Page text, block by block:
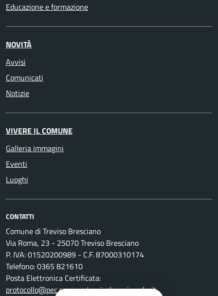
Educazione e formazione
NOVITÀ
Avvisi
Comunicati
Notizie
VIVERE IL COMUNE
Galleria immagini
Eventi
Luoghi
CONTATTI
Comune di Treviso Bresciano
Via Roma, 23 - 25070 Treviso Bresciano
P. IVA: 01520200989 - C.F. 87000310174
Telefono: 0365 821610
Posta Elettronica Certificata:
protocollo@pec.comune.trevisobresciano.bs.it